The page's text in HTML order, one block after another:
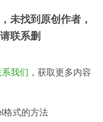
未找到原创作者，
联系删
我们 ，获取更多内容
格式的方法